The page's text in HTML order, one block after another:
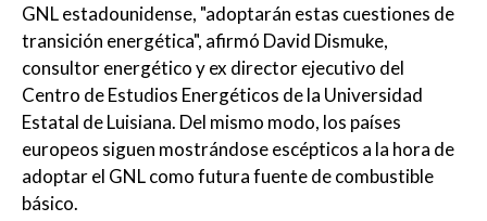
GNL estadounidense, "adoptarán estas cuestiones de
transición energética", afirmó David Dismuke,
consultor energético y ex director ejecutivo del
Centro de Estudios Energéticos de la Universidad
Estatal de Luisiana. Del mismo modo, los países
europeos siguen mostrándose escépticos a la hora de
adoptar el GNL como futura fuente de combustible
básico.